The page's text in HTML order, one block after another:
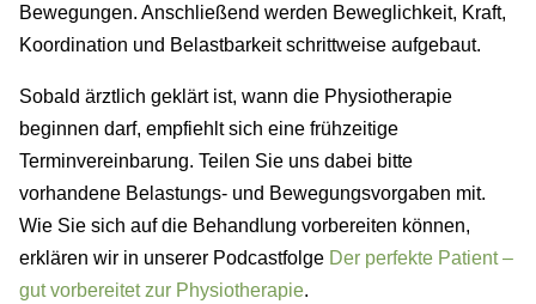
Bewegungen. Anschließend werden Beweglichkeit, Kraft,
Koordination und Belastbarkeit schrittweise aufgebaut.
Sobald ärztlich geklärt ist, wann die Physiotherapie
beginnen darf, empfiehlt sich eine frühzeitige
Terminvereinbarung. Teilen Sie uns dabei bitte
vorhandene Belastungs- und Bewegungsvorgaben mit.
Wie Sie sich auf die Behandlung vorbereiten können,
erklären wir in unserer Podcastfolge Der perfekte Patient –
gut vorbereitet zur Physiotherapie.